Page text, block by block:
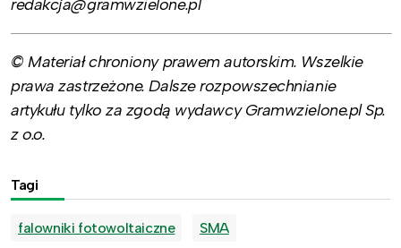
redakcja@gramwzielone.pl
© Materiał chroniony prawem autorskim. Wszelkie
prawa zastrzeżone. Dalsze rozpowszechnianie
artykułu tylko za zgodą wydawcy Gramwzielone.pl Sp.
z o.o.
Tagi
falowniki fotowoltaiczne SMA